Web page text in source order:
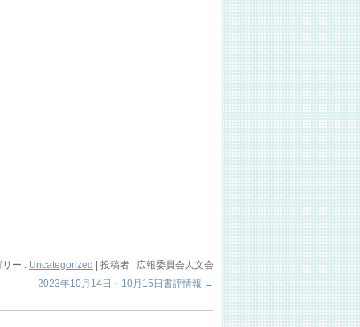
リー : Uncategorized
投稿者 : 広報委員会人文会
2023年10月14日・10月15日書評情報 →